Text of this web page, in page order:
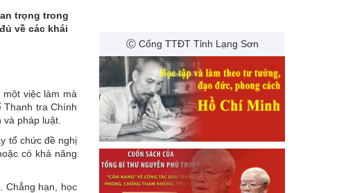
trọng trong
về các khái
việc làm mà
Thanh tra Chính
pháp luật.
tổ chức đề nghị
có khả năng
Chẳng hạn, học
Ⓒ Cổng TTĐT Tỉnh Lạng Sơn